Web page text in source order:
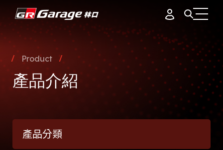
據點簡介
品牌故事
專業團隊
會員制度
會員資料
訂單紀錄
通知中心
Product
產品介紹
產品分類